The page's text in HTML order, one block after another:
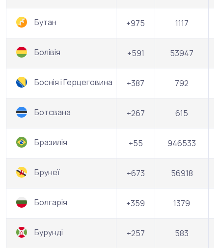
Бутан +975 1117
Болівія +591 53947
Боснія і Герцеговина +387 792
Ботсвана +267 615
Бразилія +55 946533
Брунеї +673 56918
Болгарія +359 1379
Бурунді +257 583